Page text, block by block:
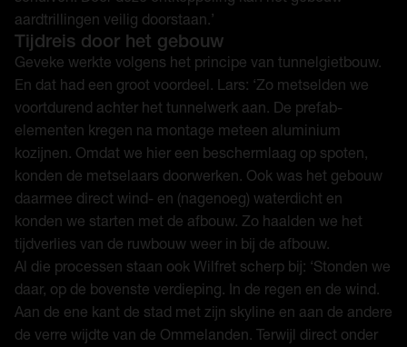
aardtrillingen veilig doorstaan.’
Tijdreis door het gebouw
Geveke werkte volgens het principe van tunnelgietbouw.
En dat had een groot voordeel. Lars: ‘Zo metselden we
voortdurend achter het tunnelwerk aan. De prefab-
elementen kregen na montage meteen aluminium
kozijnen. Omdat we hier een beschermlaag op spoten,
konden de metselaars doorwerken. Ook was het gebouw
daarmee direct wind- en (nagenoeg) waterdicht en
konden we starten met de afbouw. Zo haalden we het
tijdverlies van de ruwbouw weer in bij de afbouw.
Al die processen staan ook Wilfret scherp bij: ‘Stonden we
daar, op de bovenste verdieping. In de regen en de wind.
Aan de ene kant de stad met zijn skyline en aan de andere
de verre wijdte van de Ommelanden. Terwijl direct onder